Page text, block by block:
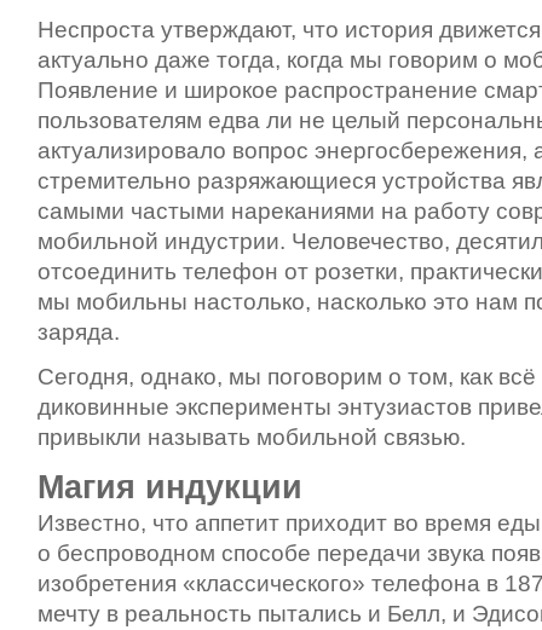
Неспроста утверждают, что история
актуально даже тогда, когда мы говорим о
Появление и широкое распространение
пользователям едва ли не целый
актуализировало вопрос
стремительно разряжающиеся устройства
самыми частыми нареканиями на работу
мобильной индустрии. Человечество,
отсоединить телефон от розетки,
мы мобильны настолько, насколько это нам
заряда.
Сегодня, однако, мы поговорим о том, как всё
диковинные эксперименты энтузиастов
привыкли называть мобильной связью.
Магия индукции
Известно, что аппетит приходит во время
о беспроводном способе передачи звука
изобретения «классического» телефона в
мечту в реальность пытались и Белл, и